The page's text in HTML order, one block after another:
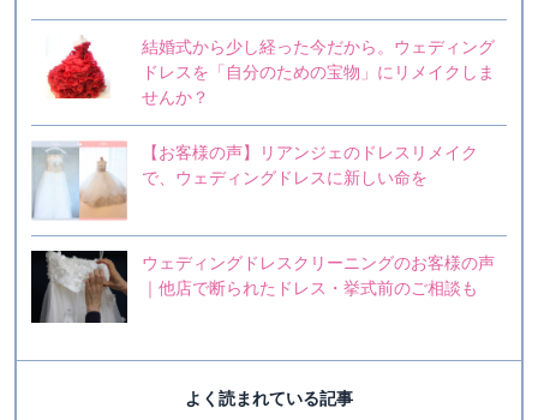
結婚式から少し経った今だから。ウェディング
ドレスを「自分のための宝物」にリメイクしま
せんか？
【お客様の声】リアンジェのドレスリメイク
で、ウェディングドレスに新しい命を
ウェディングドレスクリーニングのお客様の声
｜他店で断られたドレス・挙式前のご相談も
よく読まれている記事